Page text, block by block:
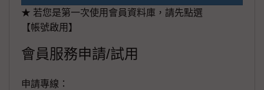
★ 若您是第一次使用會員資料庫，請先點選
【帳號啟用】
會員服務申請/試用
申請專線：